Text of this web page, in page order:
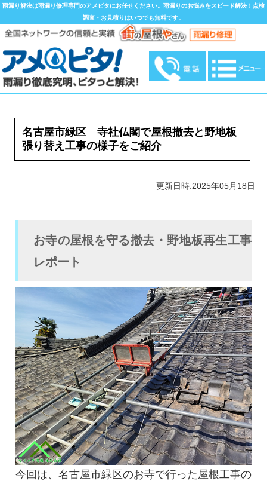
雨漏り解決は雨漏り修理専門のアメピタにお任せください。雨漏りのお悩みをスピード解決！点検
調査・お見積りはいつでも無料です。
名古屋市緑区 寺社仏閣で屋根撤去と野地板
張り替え工事の様子をご紹介
更新日時:2025年05月18日
お寺の屋根を守る撤去・野地板再生工事
レポート
今回は、名古屋市緑区のお寺で行った屋根工事の